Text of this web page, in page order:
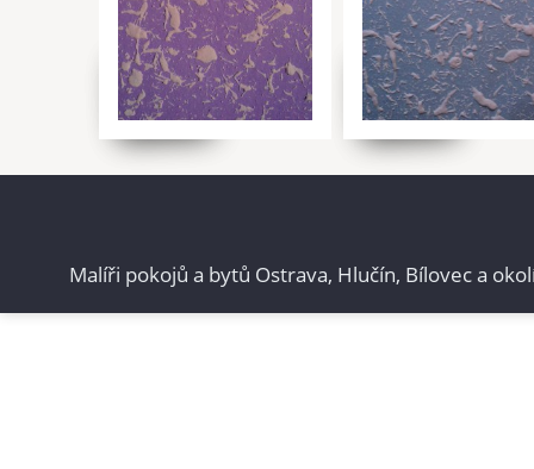
Malíři pokojů a bytů Ostrava, Hlučín, Bílovec a